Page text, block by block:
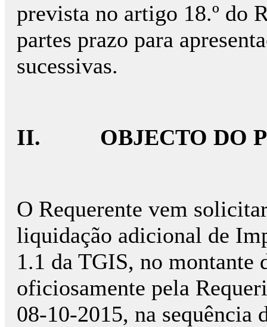
prevista no artigo 18.º do
partes prazo para
sucessivas.
II. OBJECTO DO
O Requerente vem
liquidação adicional de
1.1 da TGIS, no montante
oficiosamente pela
08-10-2015, na sequência